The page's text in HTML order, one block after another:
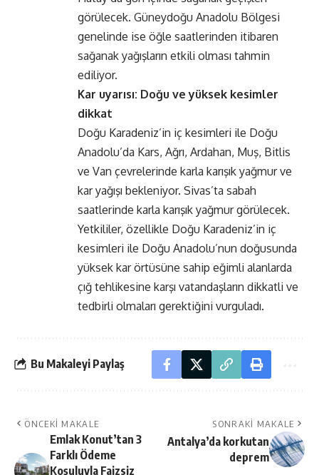
görülecek. Güneydoğu Anadolu Bölgesi
genelinde ise öğle saatlerinden itibaren
sağanak yağışların etkili olması tahmin
ediliyor.
Kar uyarısı: Doğu ve yüksek kesimler
dikkat
Doğu Karadeniz’in iç kesimleri ile Doğu
Anadolu’da Kars, Ağrı, Ardahan, Muş, Bitlis
ve Van çevrelerinde karla karışık yağmur ve
kar yağışı bekleniyor. Sivas’ta sabah
saatlerinde karla karışık yağmur görülecek.
Yetkililer, özellikle Doğu Karadeniz’in iç
kesimleri ile Doğu Anadolu’nun doğusunda
yüksek kar örtüsüne sahip eğimli alanlarda
çığ tehlikesine karşı vatandaşların dikkatli ve
tedbirli olmaları gerektiğini vurguladı.
Bu Makaleyi Paylaş
ÖNCEKI MAKALE
Emlak Konut’tan 3
Farklı Ödeme
Koşuluyla Faizsiz
SONRAKI MAKALE
Antalya’da korkutan
deprem